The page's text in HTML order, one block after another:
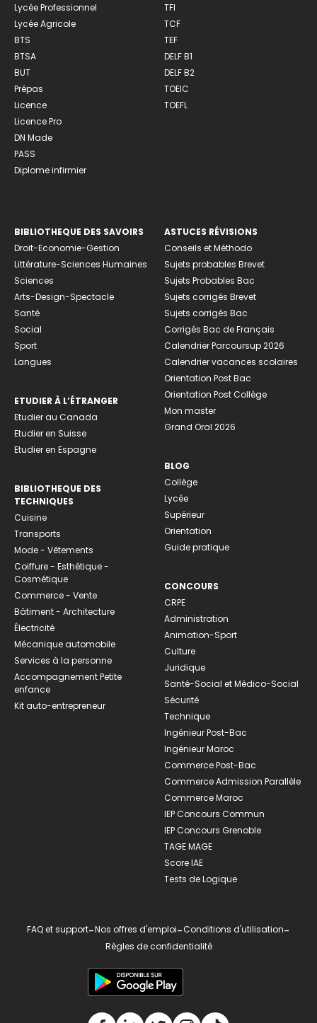
Lycée Professionnel
Lycée Agricole
BTS
BTSA
BUT
Prépas
Licence
Licence Pro
DN Made
PASS
Diplome infirmier
TFI
TCF
TEF
DELF B1
DELF B2
TOEIC
TOEFL
BIBLIOTHEQUE DES SAVOIRS
Droit-Economie-Gestion
Littérature-Sciences Humaines
Sciences
Arts-Design-Spectacle
Santé
Social
Sport
Langues
ETUDIER À L’ÉTRANGER
Etudier au Canada
Etudier en Suisse
Etudier en Espagne
BIBLIOTHEQUE DES
TECHNIQUES
Cuisine
Transports
Mode - Vêtements
Coiffure - Esthétique -
Cosmétique
Commerce - Vente
Bâtiment - Architecture
Électricité
Mécanique automobile
Services à la personne
Accompagnement Petite
enfance
Kit auto-entrepreneur
ASTUCES RÉVISIONS
Conseils et Méthodo
Sujets probables Brevet
Sujets Probables Bac
Sujets corrigés Brevet
Sujets corrigés Bac
Corrigés Bac de Français
Calendrier Parcoursup 2026
Calendrier vacances scolaires
Orientation Post Bac
Orientation Post Collège
Mon master
Grand Oral 2026
BLOG
Collège
Lycée
Supérieur
Orientation
Guide pratique
CONCOURS
CRPE
Administration
Animation-Sport
Culture
Juridique
Santé-Social et Médico-Social
Sécurité
Technique
Ingénieur Post-Bac
Ingénieur Maroc
Commerce Post-Bac
Commerce Admission Parallèle
Commerce Maroc
IEP Concours Commun
IEP Concours Grenoble
TAGE MAGE
Score IAE
Tests de Logique
FAQ et support-Nos offres d'emploi-Conditions d'utilisation-
Règles de confidentialité